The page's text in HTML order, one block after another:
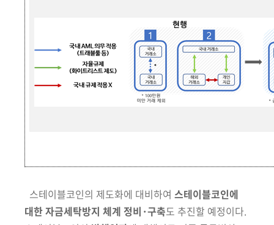
스테이블코인의 제도화에 대비하여 스테이블코인에
대한 자금세탁방지 체계 정비·구축도 추진할 예정이다.